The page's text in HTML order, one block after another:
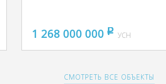
1 268 000 000 pуб
УСН
СМОТРЕТЬ ВСЕ ОБЪЕКТЫ